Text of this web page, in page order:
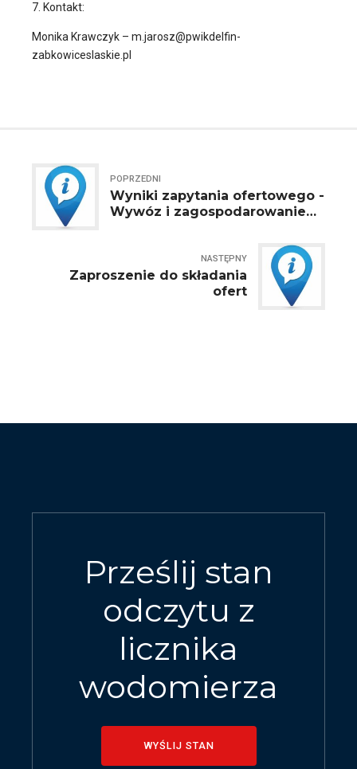
7. Kontakt:
Monika Krawczyk – m.jarosz@pwikdelfin-
zabkowiceslaskie.pl
POPRZEDNI
Wyniki zapytania ofertowego -
Wywóz i zagospodarowanie
zawartości piaskowników
NASTĘPNY
Zaproszenie do składania
ofert
Prześlij stan
odczytu z
licznika
wodomierza
WYŚLIJ STAN